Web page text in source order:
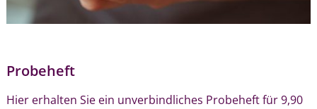
Probeheft
Hier erhalten Sie ein unverbindliches Probeheft für 9,90